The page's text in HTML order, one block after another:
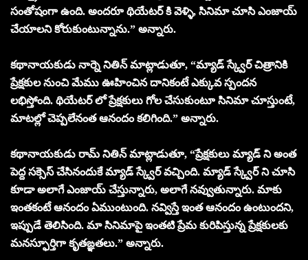
సంతోషంగా ఉంది. అందరూ థియేటర్ కి వెళ్ళి, సినిమా చూసి ఎంజాయ్
చేయాలని కోరుకుంటున్నాను.” అన్నారు.
కథానాయకుడు నార్నె నితిన్ మాట్లాడుతూ, “మ్యాడ్ స్క్వేర్ చిత్రానికి
ప్రేక్షకుల నుంచి మేము ఊహించిన దానికంటే ఎక్కువ స్పందన
లభిస్తోంది. థియేటర్ లో ప్రేక్షకులు గోల చేసుకుంటూ సినిమా చూస్తుంటే,
మాటల్లో చెప్పలేనంత ఆనందం కలిగింది.” అన్నారు.
కథానాయకుడు రామ్ నితిన్‌ మాట్లాడుతూ, “ప్రేక్షకులు మ్యాడ్ ని అంత
పెద్ద సక్సెస్ చేసినందుకే మ్యాడ్ స్క్వేర్ వచ్చింది. మ్యాడ్ స్క్వేర్ ని చూసి
కూడా అలాగే ఎంజాయ్ చేస్తున్నారు, అలాగే నవ్వుతున్నారు. మాకు
ఇంతకంటే ఆనందం ఏముంటుంది. నవ్విస్తే ఇంత ఆనందం ఉంటుందని,
ఇప్పుడే తెలిసింది. మా సినిమాపై ఇంతటి ప్రేమ కురిపిస్తున్న ప్రేక్షకులకు
మనస్ఫూర్తిగా కృతఙ్ఞతలు.” అన్నారు.